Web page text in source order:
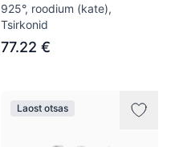
925°, roodium (kate),
Tsirkonid
77.22 €
Laost otsas